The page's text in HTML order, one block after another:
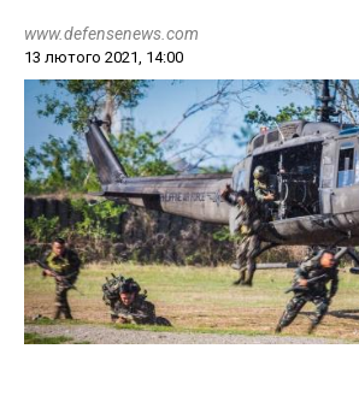
www.defensenews.com
13 лютого 2021, 14:00